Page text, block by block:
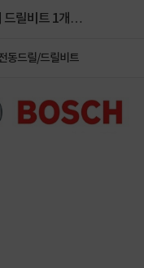
드릴비트 1개입
동드릴/드릴비트